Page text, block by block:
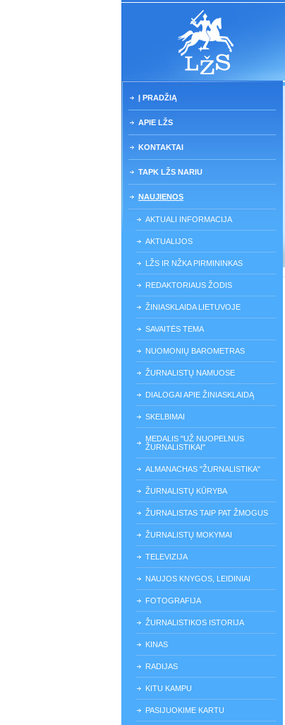
Į PRADŽIĄ
APIE LŽS
KONTAKTAI
TAPK LŽS NARIU
NAUJIENOS
AKTUALI INFORMACIJA
AKTUALIJOS
LŽS IR NŽKA PIRMININKAS
REDAKTORIAUS ŽODIS
ŽINIASKLAIDA LIETUVOJE
SAVAITĖS TEMA
NUOMONIŲ BAROMETRAS
ŽURNALISTŲ NAMUOSE
DIALOGAI APIE ŽINIASKLAIDĄ
SKELBIMAI
MEDALIS "UŽ NUOPELNUS
ŽURNALISTIKAI"
ALMANACHAS "ŽURNALISTIKA"
ŽURNALISTŲ KŪRYBA
ŽURNALISTAS TAIP PAT ŽMOGUS
ŽURNALISTŲ MOKYMAI
TELEVIZIJA
NAUJOS KNYGOS, LEIDINIAI
FOTOGRAFIJA
ŽURNALISTIKOS ISTORIJA
KINAS
RADIJAS
KITU KAMPU
PASIJUOKIME KARTU